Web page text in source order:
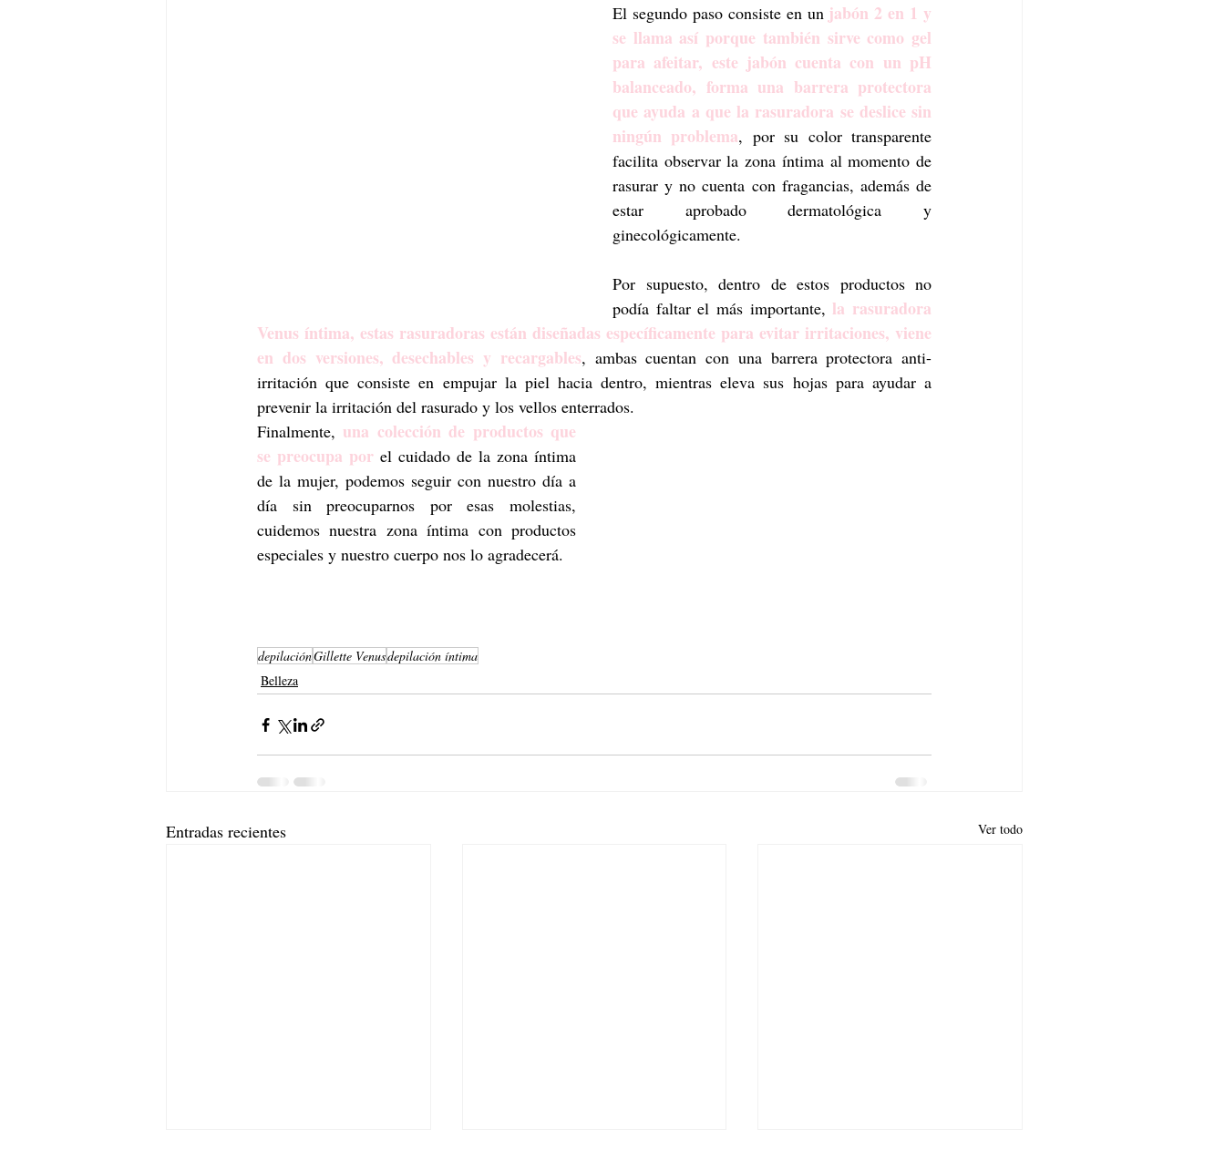
El segundo paso consiste en un jabón 2 en 1 y
se llama así porque también sirve como gel
para afeitar, este jabón cuenta con un pH
balanceado, forma una barrera protectora
que ayuda a que la rasuradora se deslice sin
ningún problema, por su color transparente
facilita observar la zona íntima al momento de
rasurar y no cuenta con fragancias, además de
estar aprobado dermatológica y
ginecológicamente.
Por supuesto, dentro de estos productos no
podía faltar el más importante, la rasuradora
Venus íntima, estas rasuradoras están diseñadas específicamente para evitar irritaciones, viene
en dos versiones, desechables y recargables, ambas cuentan con una barrera protectora anti-
irritación que consiste en empujar la piel hacia dentro, mientras eleva sus hojas para ayudar a
prevenir la irritación del rasurado y los vellos enterrados.
Finalmente, una colección de productos que
se preocupa por el cuidado de la zona íntima
de la mujer, podemos seguir con nuestro día a
día sin preocuparnos por esas molestias,
cuidemos nuestra zona íntima con productos
especiales y nuestro cuerpo nos lo agradecerá.
depilaciónGillette Venusdepilación íntima
Belleza
Entradas recientes Ver todo